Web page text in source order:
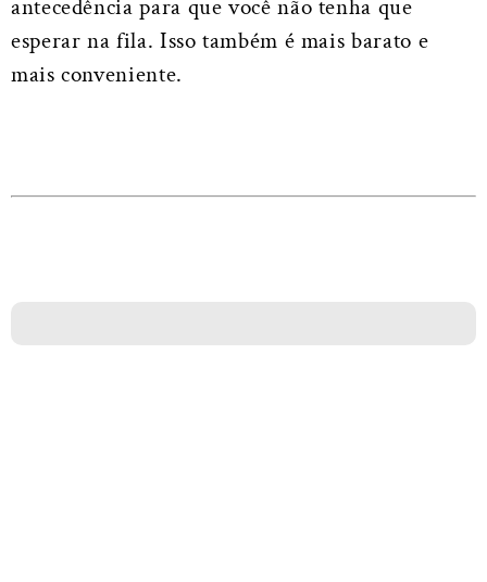
antecedência para que você não tenha que
esperar na fila. Isso também é mais barato e
mais conveniente.